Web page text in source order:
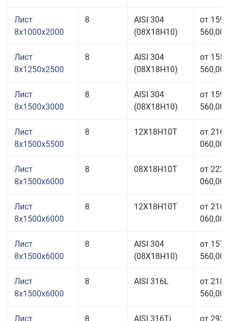
Лист
8x1000x2000
8
AISI 304
(08Х18Н10)
от 159
560,00
Лист
8x1250x2500
8
AISI 304
(08Х18Н10)
от 155
560,00
Лист
8x1500x3000
8
AISI 304
(08Х18Н10)
от 159
560,00
Лист
8x1500x5500
8 12Х18Н10Т
от 216
060,00
Лист
8x1500x6000
8 08Х18Н10Т
от 222
060,00
Лист
8x1500x6000
8 12Х18Н10Т
от 216
060,00
Лист
8x1500x6000
8
AISI 304
(08Х18Н10)
от 157
560,00
Лист
8x1500x6000
8 AISI 316L
от 218
560,00
Лист 8 AISI 316Ti от 292